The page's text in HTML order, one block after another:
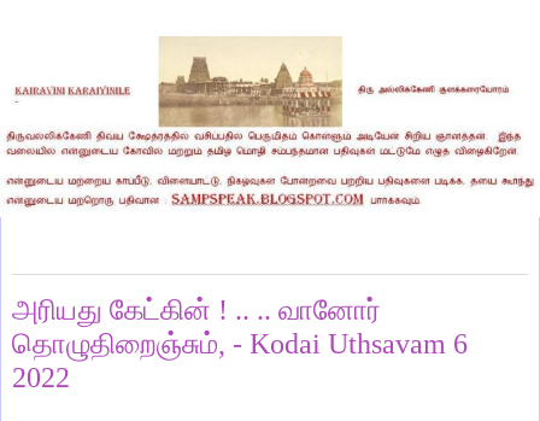
அரியது கேட்கின் ! .. .. வானோர்
தொழுதிறைஞ்சும், - Kodai Uthsavam 6
2022